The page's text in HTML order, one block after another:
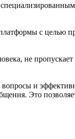
с целью
не
и
Это